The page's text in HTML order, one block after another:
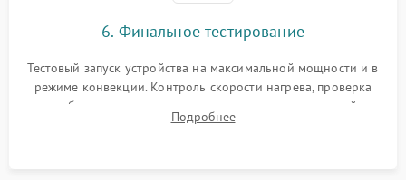
6. Финальное тестирование
Тестовый запуск устройства на максимальной мощности и в
режиме конвекции. Контроль скорости нагрева, проверка
срабатывания термостата при достижении заданной
температуры и тест на отсутствие утечек тока.
Подробнее